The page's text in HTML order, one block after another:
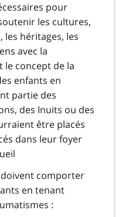
pour
les cultures,
les héritages, les
avec la
le concept de la
enfants en
partie des
des Inuits ou des
être placés
dans leur foyer
comporter
en tenant
: